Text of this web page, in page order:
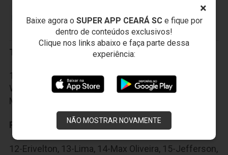
×
Baixe agora o SUPER APP CEARÁ SCe fique por
dentro de conteúdos exclusivos!
Clique nos links abaixo e faça parte dessa
experiência:
NÃO MOSTRAR NOVAMENTE
FORTALEZA ESPORTE CLUBE
Titulares:
1-Deola, 2-Pio, 3-Genilson, 4-Adalberto, 5-Corrêa, 6-
Wanderson, 7-Vinicius Hess, 8-Aurenir, 9-Lúcio
Maranhão, 10-Samuel e 11-Uillian.
Reservas:
12-Erivelton, 13-Lima, 14-Max Oliveira, 15-Jefferson,